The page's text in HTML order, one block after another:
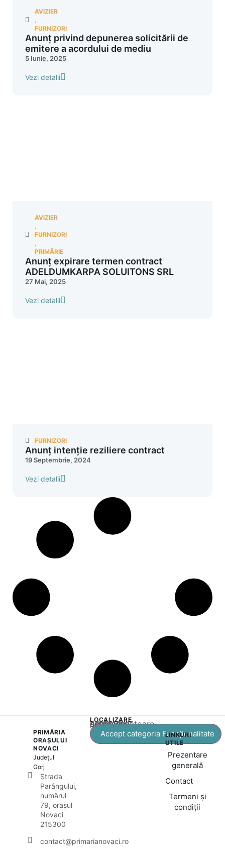
AVIZIER
,
FURNIZORI
Anunț privind depunerea solicitării de
emitere a acordului de mediu
5 Iunie, 2025
Vezi detalii
AVIZIER
,
FURNIZORI
,
PRIMĂRIE
Anunț expirare termen contract
ADELDUMKARPA SOLUITONS SRL
27 Mai, 2025
Vezi detalii
FURNIZORI
Anunț intenție reziliere contract
19 Septembrie, 2024
Vezi detalii
PRIMĂRIA
ORAȘULUI
NOVACI
Județul
Gorj
Strada
Parângului,
numărul
79, orașul
Novaci
215300
contact@primarianovaci.ro
LOCALIZARE
Acest conținut este blocat până când acceptați categoria corespunzătoare de cookie-uri.
Accept categoria Funcționalitate
LINKURI
UTILE
Prezentare
generală
Contact
Termeni și
condiții